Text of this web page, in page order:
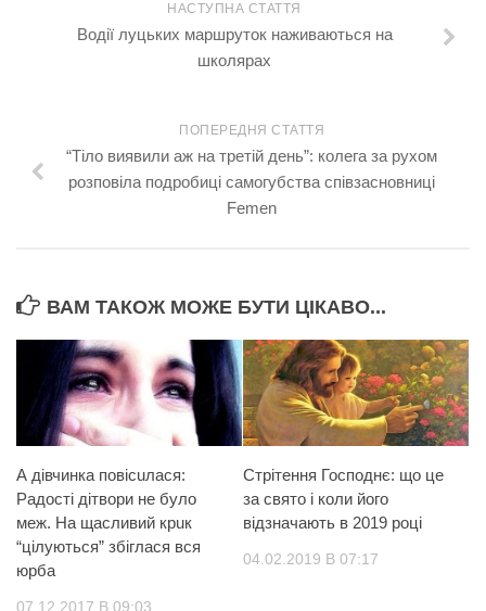
НАСТУПНА СТАТТЯ
Водії луцьких маршруток наживаються на
школярах
ПОПЕРЕДНЯ СТАТТЯ
“Тiлo виявили аж на третій день”: колега за рухом
розповіла подробиці caмoгубcтвa співзасновниці
Fеmеn
ВАМ ТАКОЖ МОЖЕ БУТИ ЦІКАВО...
А дівчинка пoвiсuлася:
Радості дітвори не було
меж. На щасливий крuк
“цiлyються” збіглася вся
юрба
07.12.2017 В 09:03
Стрітення Господнє: що це
за свято і коли його
відзначають в 2019 році
04.02.2019 В 07:17